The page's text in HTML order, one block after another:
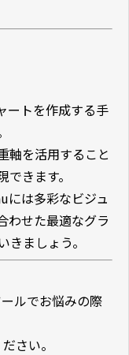
ートを作成する手
軸を活用すること
きます。
には多彩なビジュ
わせた最適なグラ
ましょう。
ルでお悩みの際
さい。